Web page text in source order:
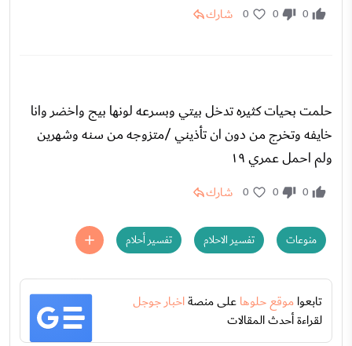
0
0
0 شارك
حلمت بحيات كثيره تدخل بيتي وبسرعه لونها بيج واخضر وانا
خايفه وتخرج من دون ان تأذيني /متزوجه من سنه وشهرين
ولم احمل عمري ١٩
0
0
0 شارك
منوعات تفسير الاحلام تفسير أحلام
تابعواموقع حلوهاعلى منصةاخبار جوجل
لقراءة أحدث المقالات